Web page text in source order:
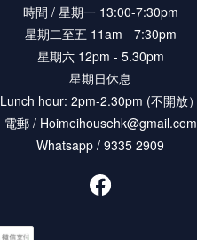
時間 / 星期一 13:00-7:30pm
星期二至五 11am - 7:30pm
星期六 12pm - 5.30pm
星期日休息
Lunch hour: 2pm-2.30pm (不開放）
電郵 / Hoimeihousehk@gmail.com
Whatsapp / 9335 2909